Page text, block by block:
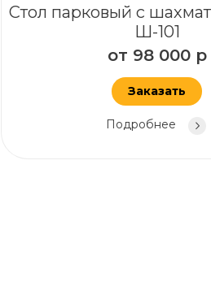
Стол парковый с
Ш-101
от 98 000 р
Заказать
Подробнее